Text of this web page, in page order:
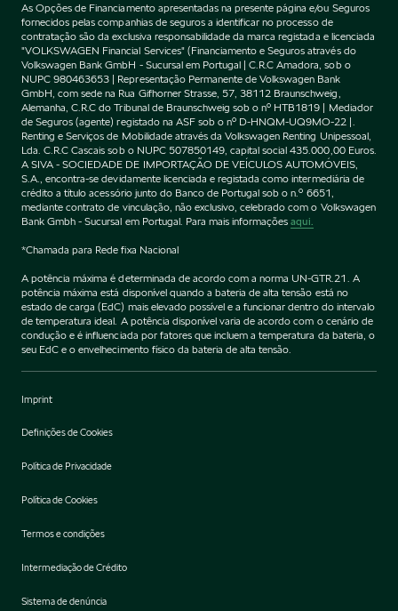
As Opções de Financiamento apresentadas na presente página e/ou Seguros
fornecidos pelas companhias de seguros a identificar no processo de
contratação são da exclusiva responsabilidade da marca registada e licenciada
"VOLKSWAGEN Financial Services" (Financiamento e Seguros através do
Volkswagen Bank GmbH - Sucursal em Portugal | C.R.C Amadora, sob o
NUPC 980463653 | Representação Permanente de Volkswagen Bank
GmbH, com sede na Rua Gifhorner Strasse, 57, 38112 Braunschweig,
Alemanha, C.R.C do Tribunal de Braunschweig sob o nº HTB1819 | Mediador
de Seguros (agente) registado na ASF sob o nº D-HNQM-UQ9MO-22 |.
Renting e Serviços de Mobilidade através da Volkswagen Renting Unipessoal,
Lda. C.R.C Cascais sob o NUPC 507850149, capital social 435.000,00 Euros.
A SIVA - SOCIEDADE DE IMPORTAÇÃO DE VEÍCULOS AUTOMÓVEIS,
S.A., encontra-se devidamente licenciada e registada como intermediária de
crédito a título acessório junto do Banco de Portugal sob o n.º 6651,
mediante contrato de vinculação, não exclusivo, celebrado com o Volkswagen
Bank Gmbh - Sucursal em Portugal. Para mais informaçõesaqui.
*Chamada para Rede fixa Nacional
A potência máxima é determinada de acordo com a norma UN-GTR.21. A
potência máxima está disponível quando a bateria de alta tensão está no
estado de carga (EdC) mais elevado possível e a funcionar dentro do intervalo
de temperatura ideal. A potência disponível varia de acordo com o cenário de
condução e é influenciada por fatores que incluem a temperatura da bateria, o
seu EdC e o envelhecimento físico da bateria de alta tensão.
Imprint
Definições de Cookies
Política de Privacidade
Política de Cookies
Termos e condições
Intermediação de Crédito
Sistema de denúncia